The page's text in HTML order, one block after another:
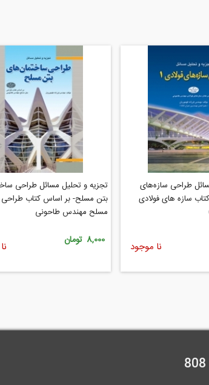
طراحی سازه‌های
سازه های فولادی
نا موجود
تجزیه و تحلیل مسائل طراحی
بتن مسلح- بر اساس کتاب
مسلح مهندس طاحونی
8,000 تومان